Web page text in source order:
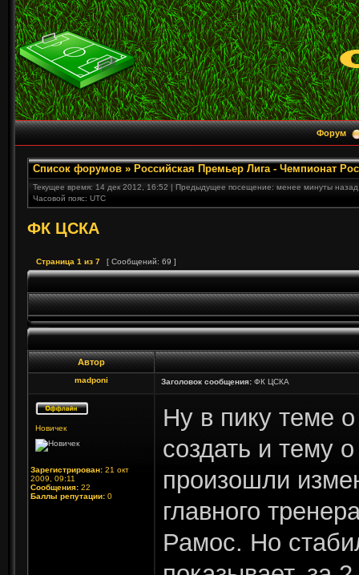
Форум
Список форумов » Российская Премьер Лига - Чемпионат
Текущее время: 14 дек 2012, 16:52 | Предыдущее посещение: менее минуты назад
Часовой пояс: UTC
ФК ЦСКА
Страница 1 из 7 [ Сообщений: 69 ]
Автор
madponi Заголовок сообщения: ФК ЦСКА
Новичек
Зарегистрирован: 21 окт
2009, 09:11
Сообщения: 22
Баллы репутации: 0
Ну в пику теме
создать и тему
произошли
главного
Рамос. Но